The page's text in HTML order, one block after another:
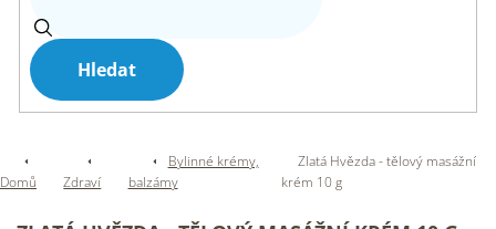
Hledat
Domů Zdraví
Bylinné krémy,
balzámy
Zlatá Hvězda - tělový masážní
krém 10 g